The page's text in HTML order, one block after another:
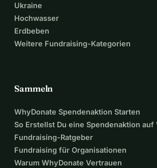
Ukraine
Hochwasser
Erdbeben
Weitere Fundraising-Kategorien
Sammeln
WhyDonate Spendenaktion Starten
So Erstellst Du eine Spendenaktion auf
Fundraising-Ratgeber
Fundraising für Organisationen
Warum WhyDonate Vertrauen